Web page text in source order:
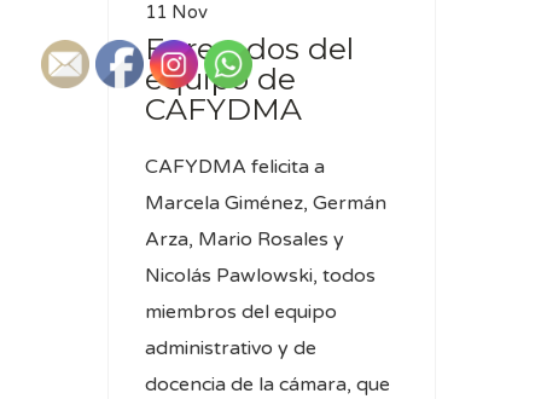
11 Nov
Egresados del
equipo de
CAFYDMA
CAFYDMA felicita a
Marcela Giménez, Germán
Arza, Mario Rosales y
Nicolás Pawlowski, todos
miembros del equipo
administrativo y de
docencia de la cámara, que